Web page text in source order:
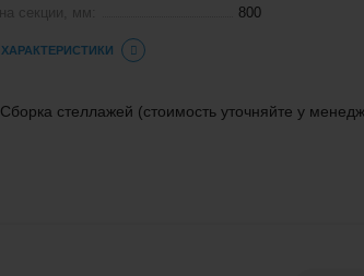
800
Сборка стеллажей (стоимость уточняйте у